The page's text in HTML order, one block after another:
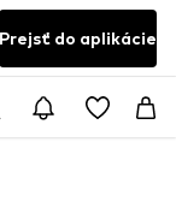
Prejsť do aplikácie